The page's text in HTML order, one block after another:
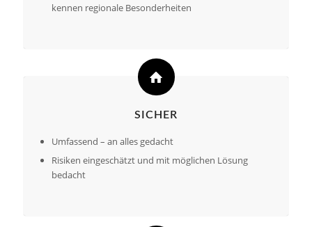
kennen regionale Besonderheiten
SICHER
Umfassend – an alles gedacht
Risiken eingeschätzt und mit möglichen Lösung
bedacht